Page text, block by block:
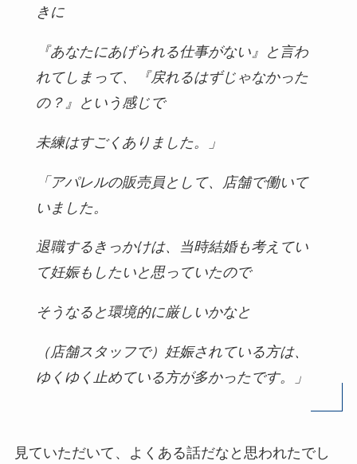
きに
『あなたにあげられる仕事がない』と言わ
れてしまって、『戻れるはずじゃなかった
の？』という感じで
未練はすごくありました。」
「アパレルの販売員として、店舗で働いて
いました。
退職するきっかけは、当時結婚も考えてい
て妊娠もしたいと思っていたので
そうなると環境的に厳しいかなと
（店舗スタッフで）妊娠されている方は、
ゆくゆく止めている方が多かったです。」
見ていただいて、よくある話だなと思われたでし